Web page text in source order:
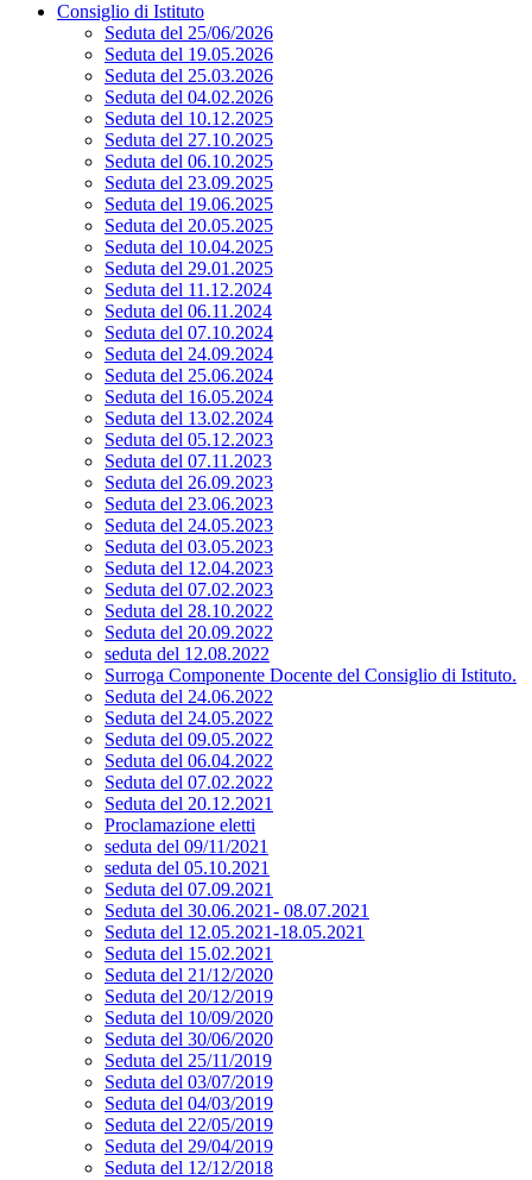
Consiglio di Istituto
Seduta del 25/06/2026
Seduta del 19.05.2026
Seduta del 25.03.2026
Seduta del 04.02.2026
Seduta del 10.12.2025
Seduta del 27.10.2025
Seduta del 06.10.2025
Seduta del 23.09.2025
Seduta del 19.06.2025
Seduta del 20.05.2025
Seduta del 10.04.2025
Seduta del 29.01.2025
Seduta del 11.12.2024
Seduta del 06.11.2024
Seduta del 07.10.2024
Seduta del 24.09.2024
Seduta del 25.06.2024
Seduta del 16.05.2024
Seduta del 13.02.2024
Seduta del 05.12.2023
Seduta del 07.11.2023
Seduta del 26.09.2023
Seduta del 23.06.2023
Seduta del 24.05.2023
Seduta del 03.05.2023
Seduta del 12.04.2023
Seduta del 07.02.2023
Seduta del 28.10.2022
Seduta del 20.09.2022
seduta del 12.08.2022
Surroga Componente Docente del Consiglio di Istituto.
Seduta del 24.06.2022
Seduta del 24.05.2022
Seduta del 09.05.2022
Seduta del 06.04.2022
Seduta del 07.02.2022
Seduta del 20.12.2021
Proclamazione eletti
seduta del 09/11/2021
seduta del 05.10.2021
Seduta del 07.09.2021
Seduta del 30.06.2021- 08.07.2021
Seduta del 12.05.2021-18.05.2021
Seduta del 15.02.2021
Seduta del 21/12/2020
Seduta del 20/12/2019
Seduta del 10/09/2020
Seduta del 30/06/2020
Seduta del 25/11/2019
Seduta del 03/07/2019
Seduta del 04/03/2019
Seduta del 22/05/2019
Seduta del 29/04/2019
Seduta del 12/12/2018